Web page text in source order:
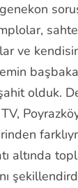
ve
olduk.
altında